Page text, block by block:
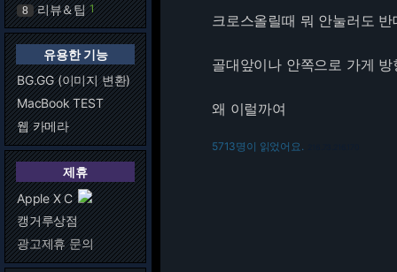
8 리뷰＆팁 1
유용한 기능
BG.GG (이미지 변환)
MacBook TEST
웹 카메라
제휴
Apple X C
캥거루상점
광고제휴 문의
크로스올릴때 뭐 안눌러도
골대앞이나 안쪽으로 가게
왜 이럴까여
5713명이 읽었어요.